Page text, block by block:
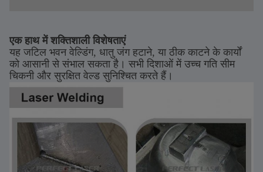
एक हाथ में शक्तिशाली विशेषताएं
यह जटिल भवन वेल्डिंग, धातु जंग हटाने, या ठीक काटने के कार्यों
को आसानी से संभाल सकता है। सभी दिशाओं में उच्च गति सीम
चिकनी और सुरक्षित वेल्ड सुनिश्चित करते हैं।